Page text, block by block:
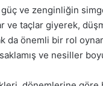
ve zenginliğin
ve taçlar giyerek,
da önemli bir rol
ve nesiller